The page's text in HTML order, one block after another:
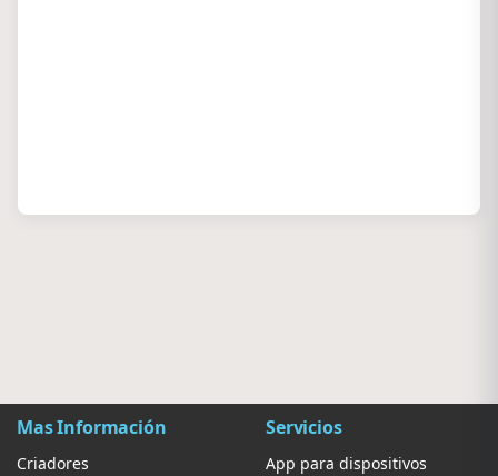
Mas Información
Criadores
Servicios
App para dispositivos